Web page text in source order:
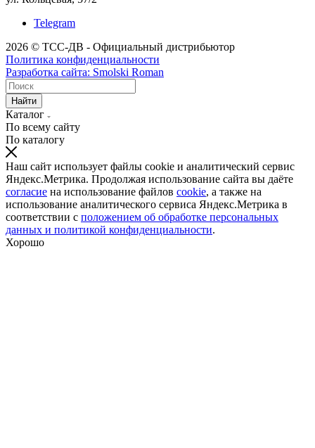
Telegram
2026 © ТСС-ДВ - Официальный дистрибьютор
Политика конфиденциальности
Разработка сайта: Smolski Roman
Найти
Каталог
По всему сайту
По каталогу
Наш сайт использует файлы cookie и аналитический сервис
Яндекс.Метрика. Продолжая использование сайта вы даёте
согласие на использование файлов cookie, а также на
использование аналитического сервиса Яндекс.Метрика в
соответствии с положением об обработке персональных
данных и политикой конфиденциальности.
Хорошо